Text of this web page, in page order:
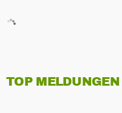
TOP MELDUNGEN